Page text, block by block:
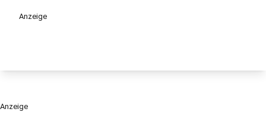
Anzeige
Anzeige